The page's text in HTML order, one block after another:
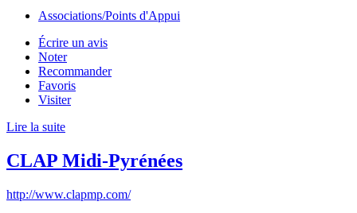
Associations/Points d'Appui
Écrire un avis
Noter
Recommander
Favoris
Visiter
Lire la suite
CLAP Midi-Pyrénées
http://www.clapmp.com/